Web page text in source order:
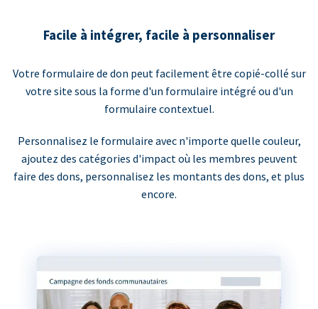
Facile à intégrer, facile à personnaliser
Votre formulaire de don peut facilement être copié-collé sur
votre site sous la forme d'un formulaire intégré ou d'un
formulaire contextuel.
Personnalisez le formulaire avec n'importe quelle couleur,
ajoutez des catégories d'impact où les membres peuvent
faire des dons, personnalisez les montants des dons, et plus
encore.